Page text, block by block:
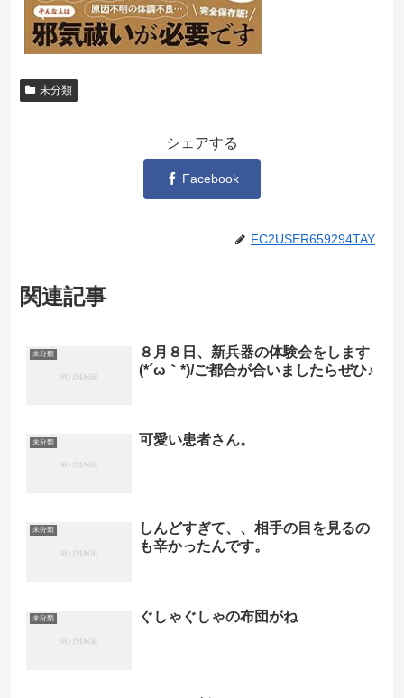
未分類
シェアする
Facebook
FC2USER659294TAY
関連記事
未分類
８月８日、新兵器の体験会をします
(*´ω｀*)/ご都合が合いましたらぜひ♪
未分類 可愛い患者さん。
未分類
しんどすぎて、、相手の目を見るの
も辛かったんです。
未分類 ぐしゃぐしゃの布団がね